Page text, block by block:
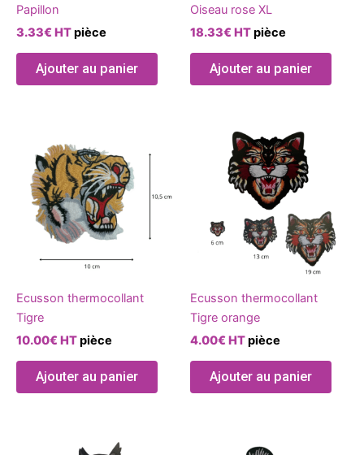
Papillon
3.33€HTpièce
Ajouter au panier
page
Oiseau rose XL
18.33€HTpièce
Ajouter au panier
Ecusson thermocollant
Tigre
10.00€ HTpièce
Ajouter au panier
Ecusson thermocollant
Tigre orange
4.00€ HTpièce
Ajouter au panier
Les
page